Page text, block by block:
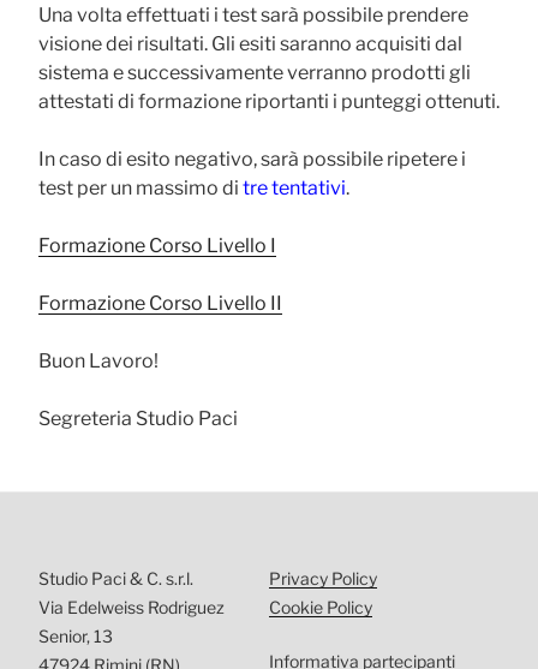
Una volta effettuati i test sarà possibile prendere
visione dei risultati. Gli esiti saranno acquisiti dal
sistema e successivamente verranno prodotti gli
attestati di formazione riportanti i punteggi ottenuti.
In caso di esito negativo, sarà possibile ripetere i
test per un massimo di tre tentativi.
Formazione Corso Livello I
Formazione Corso Livello II
Buon Lavoro!
Segreteria Studio Paci
Studio Paci & C. s.r.l.
Via Edelweiss Rodriguez
Senior, 13
47924 Rimini (RN)
Privacy Policy
Cookie Policy
Informativa partecipanti